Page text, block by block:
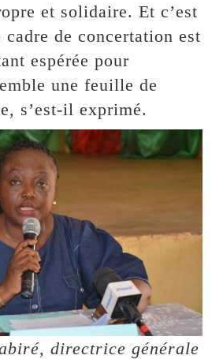
et solidaire. Et c’est
cadre de concertation est
espérée pour
une feuille de
s’est-il exprimé.
directrice générale